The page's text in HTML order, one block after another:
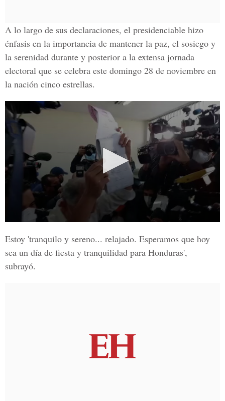
A lo largo de sus declaraciones, el presidenciable hizo
énfasis en la importancia de mantener la paz, el sosiego y
la serenidad durante y posterior a la extensa jornada
electoral que se celebra este domingo 28 de noviembre en
la nación cinco estrellas.
Estoy 'tranquilo y sereno... relajado. Esperamos que hoy
sea un día de fiesta y tranquilidad para Honduras',
subrayó.